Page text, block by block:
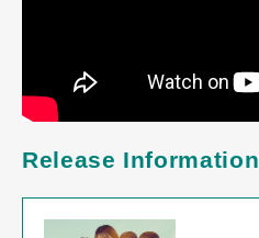
Release Information